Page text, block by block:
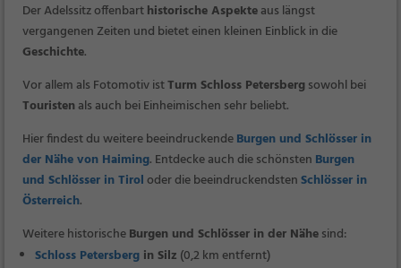
Der Adelssitz offenbarthistorische Aspekteaus längst
vergangenen Zeiten und bietet einen kleinen Einblick in die
Geschichte.
Vor allem als Fotomotiv istTurm Schloss Petersbergsowohl bei
Touristen als auch bei Einheimischen sehr beliebt.
Hier findest du weitere beeindruckendeBurgen und Schlösser in
der Nähe von Haiming. Entdecke auch die schönsten Burgen
und Schlösser in Tiroloder die beeindruckendstenSchlösser in
Österreich.
Weitere historischeBurgen und Schlösser in der Nähesind:
Schloss Petersberg in Silz (0,2 km entfernt)